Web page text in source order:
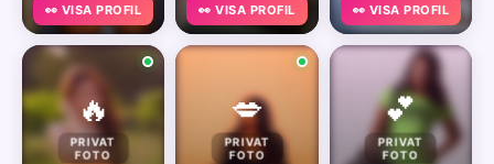
👀 VISA PROFIL 👀 VISA PROFIL 👀 VISA PROFIL
🔥
PRIVAT
FOTO
💋
PRIVAT
FOTO
💕
PRIVAT
FOTO